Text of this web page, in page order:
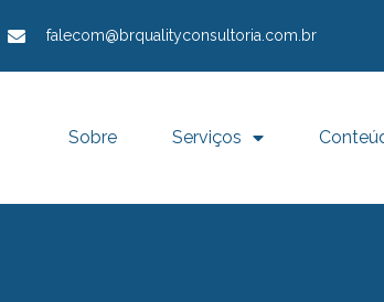
falecom@brqualityconsultoria.com.br
Sobre Serviços